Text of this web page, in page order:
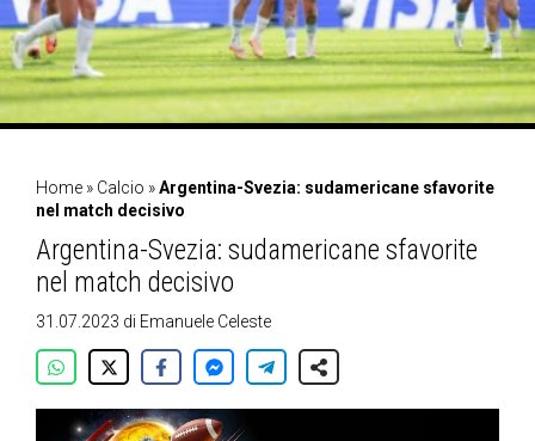
Home » Calcio »Argentina-Svezia: sudamericane sfavorite
nel match decisivo
Argentina-Svezia: sudamericane sfavorite
nel match decisivo
31.07.2023 di Emanuele Celeste